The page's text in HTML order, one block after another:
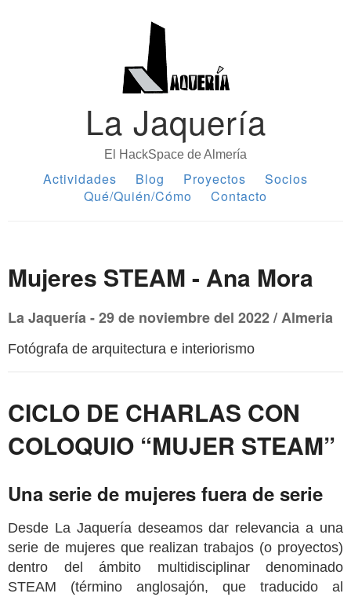
La Jaquería
El HackSpace de Almería
Actividades Blog Proyectos
Socios
Qué/Quién/Cómo
Contacto
Mujeres STEAM - Ana Mora
La Jaquería - 29 de noviembre del 2022 / Almeria
Fotógrafa de arquitectura e interiorismo
CICLO DE CHARLAS CON
COLOQUIO “MUJER STEAM”
Una serie de mujeres fuera de serie
Desde La Jaquería deseamos dar relevancia a una
serie de mujeres que realizan trabajos (o proyectos)
dentro del ámbito multidisciplinar denominado
STEAM (término anglosajón, que traducido al